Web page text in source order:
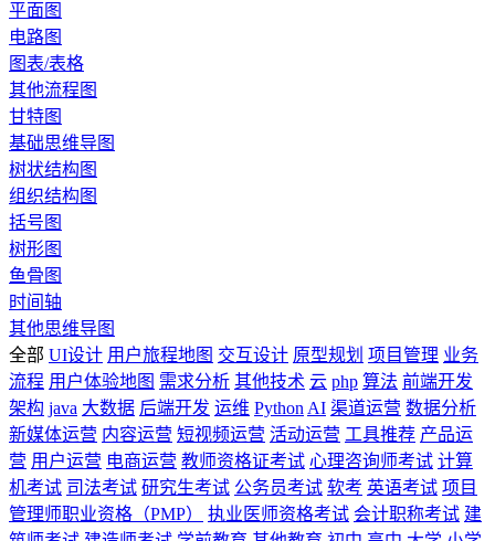
平面图
电路图
图表/表格
其他流程图
甘特图
基础思维导图
树状结构图
组织结构图
括号图
树形图
鱼骨图
时间轴
其他思维导图
全部 UI设计 用户旅程地图 交互设计 原型规划 项目管理 业务
流程 用户体验地图 需求分析 其他技术 云 php 算法 前端开发
架构 java 大数据 后端开发 运维 Python AI 渠道运营 数据分析
新媒体运营 内容运营 短视频运营 活动运营 工具推荐 产品运
营 用户运营 电商运营 教师资格证考试 心理咨询师考试 计算
机考试 司法考试 研究生考试 公务员考试 软考 英语考试 项目
管理师职业资格（PMP）
执业医师资格考试 会计职称考试 建